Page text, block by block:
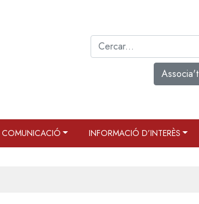
Associa't
COMUNICACIÓ INFORMACIÓ D’INTERÈS